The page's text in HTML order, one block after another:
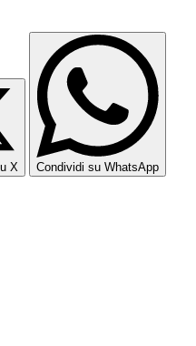
X Condividi su WhatsApp